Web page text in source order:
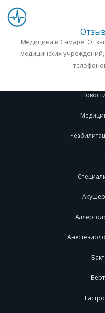
Медицина в Самаре.
медицинских